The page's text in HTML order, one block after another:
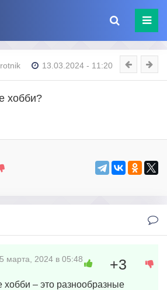
13.03.2024 - 11:20
хобби?
марта, 2024 в 05:48
хобби – это разнообразные
+3